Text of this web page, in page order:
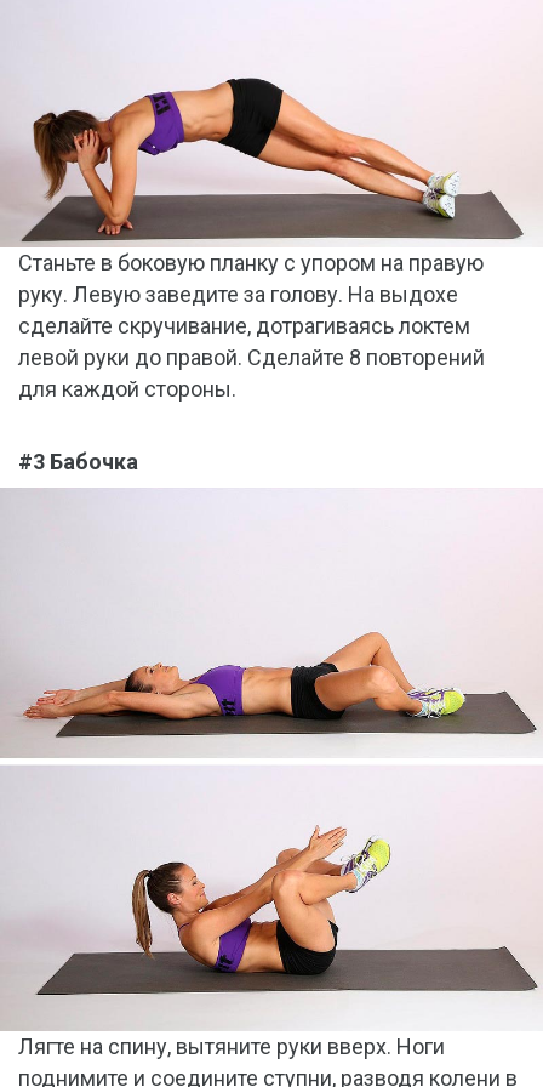
Станьте в боковую планку с упором на правую
руку. Левую заведите за голову. На выдохе
сделайте скручивание, дотрагиваясь локтем
левой руки до правой. Сделайте 8 повторений
для каждой стороны.
#3 Бабочка
Лягте на спину, вытяните руки вверх. Ноги
поднимите и соедините ступни, разводя колени в